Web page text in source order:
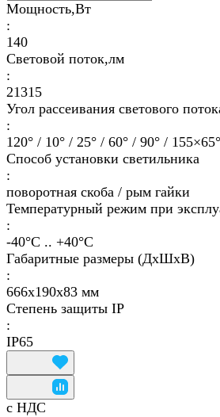
Мощность,Вт
:
140
Световой поток,лм
:
21315
Угол рассеивания светового
:
120° / 10° / 25° / 60° / 90° / 155×65°
Способ установки светильника
:
поворотная скоба / рым гайки
Температурный режим при
:
-40°С .. +40°C
Габаритные размеры (ДхШхВ)
:
666х190х83 мм
Степень защиты IP
:
IP65
с НДС